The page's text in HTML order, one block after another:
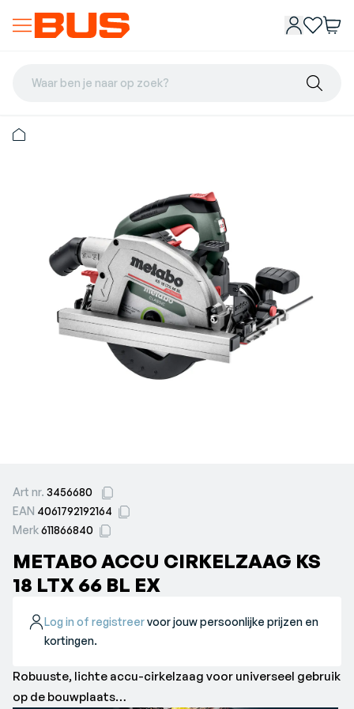
Waar ben je naar op zoek?
Art nr. 3456680
EAN 4061792192164
Merk611866840
METABO ACCU CIRKELZAAG KS
18 LTX 66 BL EX
Log in of registreervoor jouw persoonlijke prijzen en
kortingen.
Robuuste, lichte accu-cirkelzaag voor universeel gebruik
op de bouwplaats